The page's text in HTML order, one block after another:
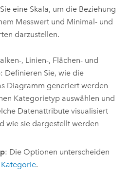
eine Skala, um die Beziehung
Messwert und Minimal- und
darzustellen.
, Linien-, Flächen- und
Definieren Sie, wie die
Diagramm generiert werden
Kategorietyp auswählen und
Datenattribute visualisiert
wie sie dargestellt werden
: Die Optionen unterscheiden
Kategorie.